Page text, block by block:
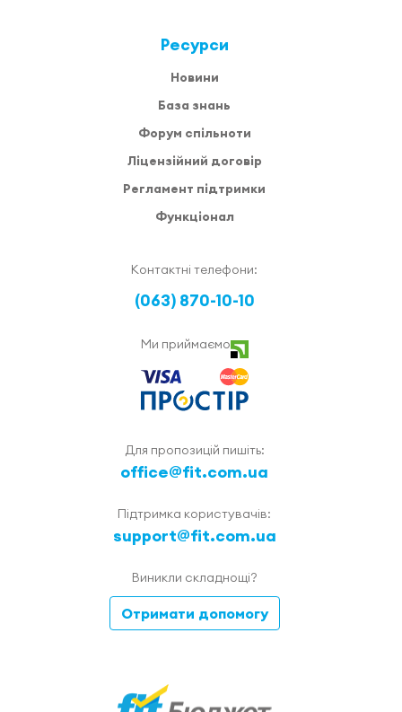
Ресурси
Новини
База знань
Форум спільноти
Ліцензійний договір
Регламент підтримки
Функціонал
Контактні телефони:
(063) 870-10-10
Ми приймаємо
Для пропозицій пишіть:
office@fit.com.ua
Підтримка користувачів:
support@fit.com.ua
Виникли складнощі?
Отримати допомогу